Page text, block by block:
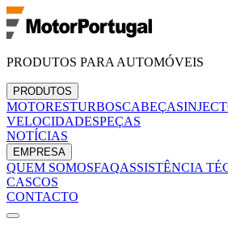
PRODUTOS PARA AUTOMÓVEIS
PRODUTOS
MOTORESTURBOSCABEÇAS
VELOCIDADESPEÇAS
NOTÍCIAS
EMPRESA
QUEM SOMOSFAQASSISTÊNCIA
CASCOS
CONTACTO